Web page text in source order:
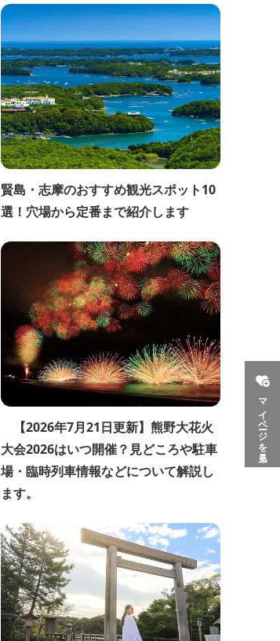
マイページを見る
賢島・志摩のおすすめ観光スポット10
選！穴場から定番まで紹介します
【2026年7月21日更新】熊野大花火
大会2026はいつ開催？見どころや駐車
場・臨時列車情報などについて解説し
ます。